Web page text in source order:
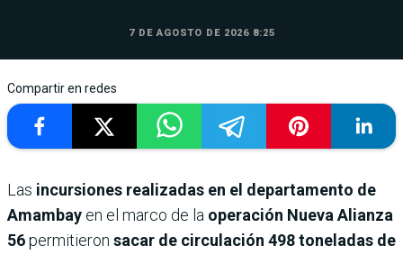
7 DE AGOSTO DE 2026 8:25
Compartir en redes
Las incursiones realizadas en el departamento de
Amambay en el marco de la operación Nueva Alianza
56permitieron sacar de circulación 498 toneladas de